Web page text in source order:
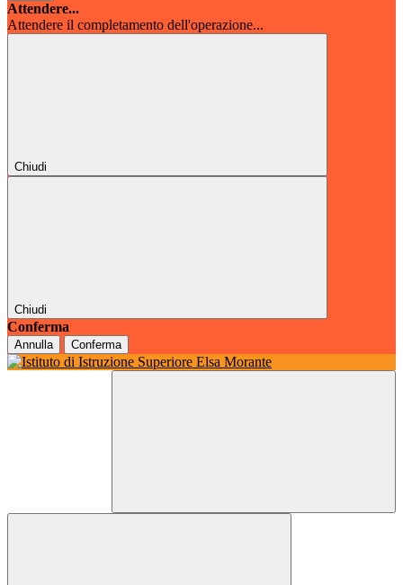
Attendere...
Attendere il completamento dell'operazione...
Chiudi
Chiudi
Conferma
Annulla Conferma